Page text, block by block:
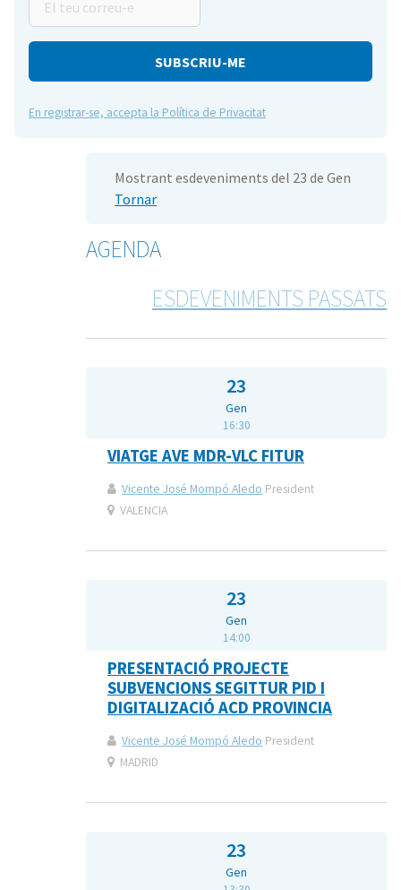
teu
correu-
En registrar-se, accepta la Política de Privacitat
Mostrant esdeveniments del 23 de Gen
Tornar
AGENDA
ESDEVENIMENTS PASSATS
23
Gen
16:30
VIATGE AVE MDR-VLC FITUR
Vicente José Mompó Aledo President
VALENCIA
23
Gen
14:00
PRESENTACIÓ PROJECTE
SUBVENCIONS SEGITTUR PID I
DIGITALIZACIÓ ACD PROVINCIA
Vicente José Mompó Aledo President
MADRID
23
Gen